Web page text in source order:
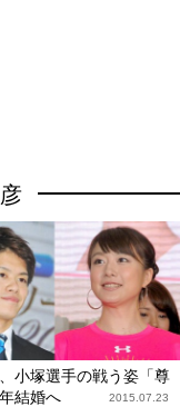
小塚選手の戦う姿「尊
結婚へ
2015.07.23